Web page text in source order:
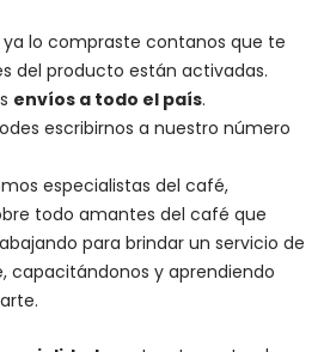
ya lo compraste contanos que te
del producto están activadas.
envíos a todo el país.
escribirnos a nuestro número
especialistas del café,
todo amantes del café que
para brindar un servicio de
capacitándonos y aprendiendo